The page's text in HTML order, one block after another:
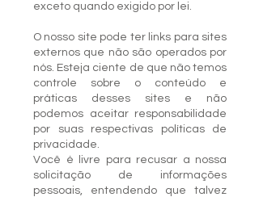
exceto quando exigido por lei.
O nosso site pode ter links para sites
externos que não são operados por
nós. Esteja ciente de que não temos
controle sobre o conteúdo e
práticas desses sites e não
podemos aceitar responsabilidade
por suas respectivas políticas de
privacidade.
Você é livre para recusar a nossa
solicitação de informações
pessoais, entendendo que talvez